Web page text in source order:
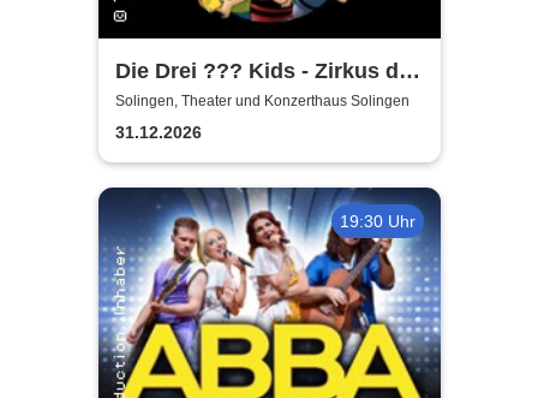
Die Drei ??? Kids - Zirkus der
Rätsel
Solingen, Theater und Konzerthaus Solingen
31.12.2026
19:30 Uhr